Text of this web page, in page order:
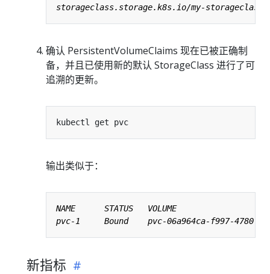
确认 PersistentVolumeClaims 现在已被正确制
备，并且已使用新的默认 StorageClass 进行了可
追溯的更新。
输出类似于：
新指标